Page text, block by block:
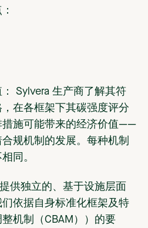
Sylvera 生产商了解其符
在各框架下其碳强度评分
措施可能带来的经济价值——
规机制的发展。每种机制
同。
供独立的、基于设施层面
依据自身标准化框架及特
机制（CBAM））的要